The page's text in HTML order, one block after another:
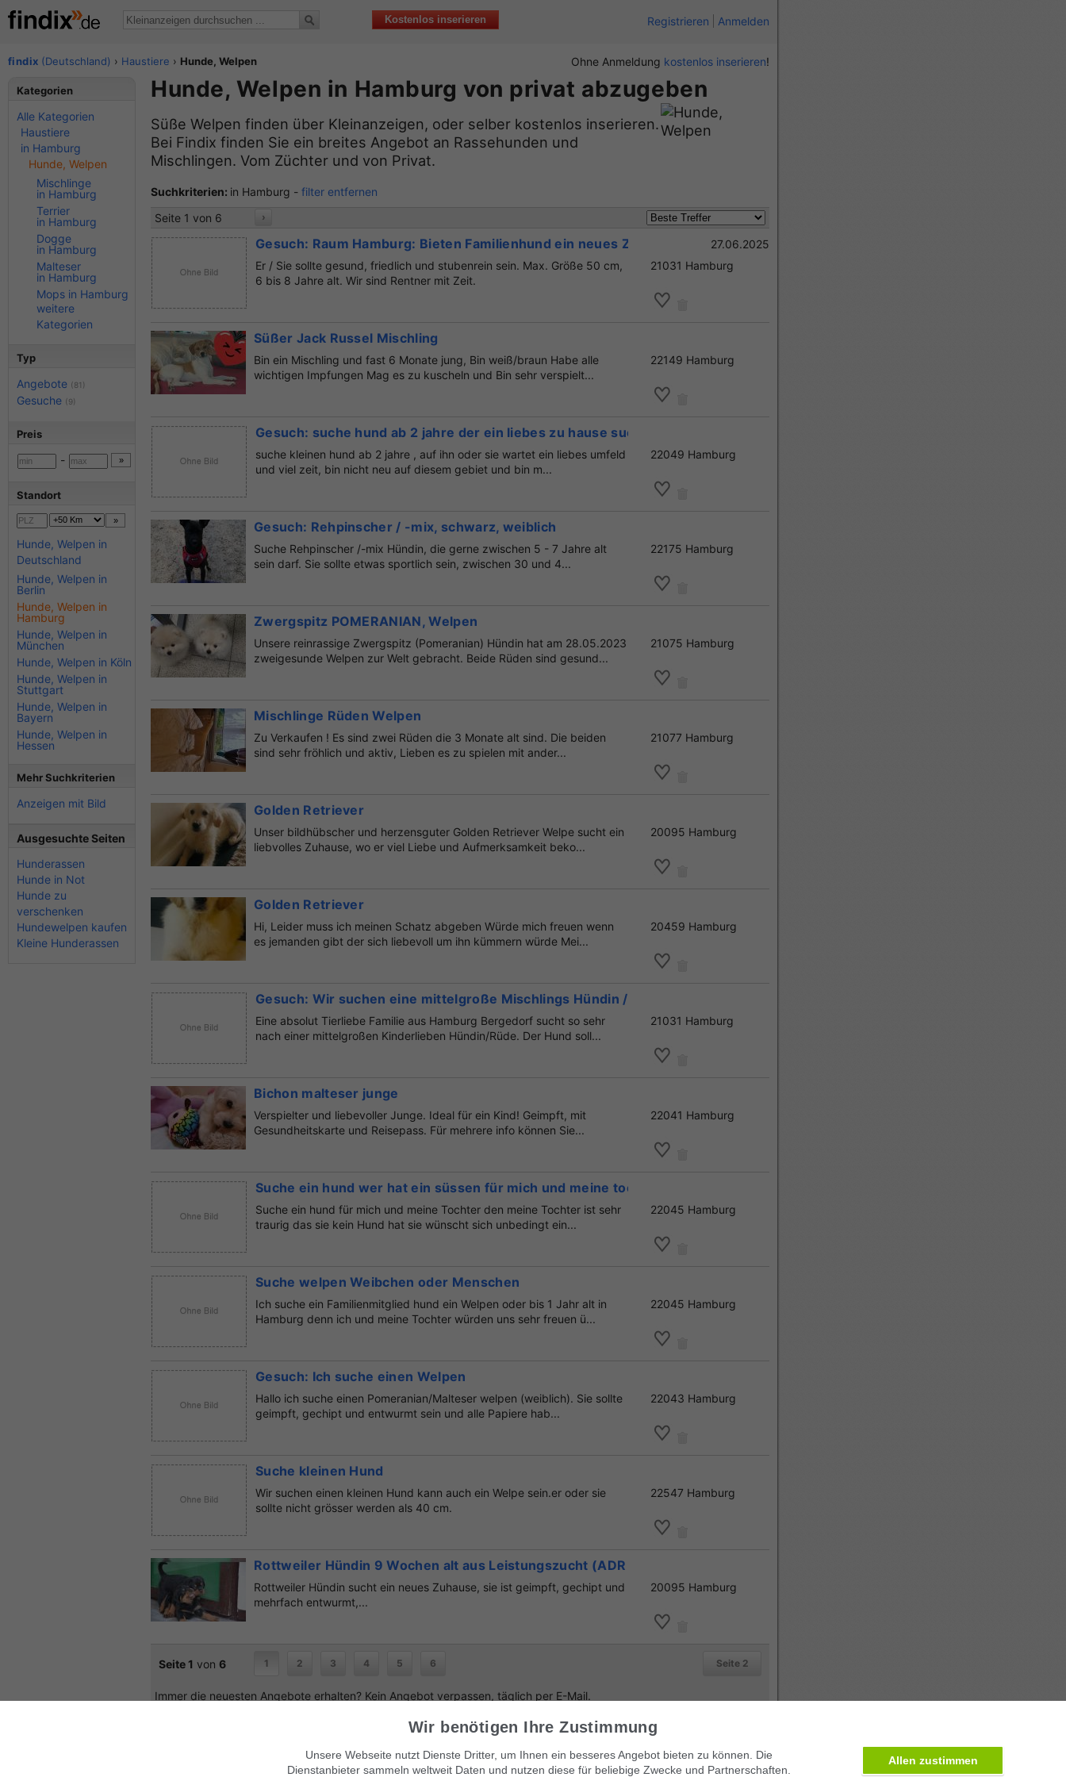
Kostenlos inserieren Registrieren Anmelden
findix (Deutschland) › Haustiere › Hunde, Welpen Ohne Anmeldung kostenlos inserieren!
Hunde, Welpen in Hamburg von privat abzugeben
Süße Welpen finden über Kleinanzeigen, oder selber kostenlos inserieren.
Bei Findix finden Sie ein breites Angebot an Rassehunden und
Mischlingen. Vom Züchter und von Privat.
Suchkriterien: in Hamburg - filter entfernen
Seite 1 von 6
›
Gesuch: Raum Hamburg: Bieten Familienhund ein neues Zuhause.
Er / Sie sollte gesund, friedlich und stubenrein sein. Max. Größe 50 cm,
6 bis 8 Jahre alt. Wir sind Rentner mit Zeit.
27.06.2025
21031 Hamburg
Süßer Jack Russel Mischling
Bin ein Mischling und fast 6 Monate jung, Bin weiß/braun Habe alle
wichtigen Impfungen Mag es zu kuscheln und Bin sehr verspielt...
22149 Hamburg
Gesuch: suche hund ab 2 jahre der ein liebes zu hause sucht
suche kleinen hund ab 2 jahre , auf ihn oder sie wartet ein liebes umfeld
und viel zeit, bin nicht neu auf diesem gebiet und bin m...
22049 Hamburg
Gesuch: Rehpinscher / -mix, schwarz, weiblich
Suche Rehpinscher /-mix Hündin, die gerne zwischen 5 - 7 Jahre alt
sein darf. Sie sollte etwas sportlich sein, zwischen 30 und 4...
22175 Hamburg
Zwergspitz POMERANIAN, Welpen
Unsere reinrassige Zwergspitz (Pomeranian) Hündin hat am 28.05.2023
zweigesunde Welpen zur Welt gebracht. Beide Rüden sind gesund...
21075 Hamburg
Mischlinge Rüden Welpen
Zu Verkaufen ! Es sind zwei Rüden die 3 Monate alt sind. Die beiden
sind sehr fröhlich und aktiv, Lieben es zu spielen mit ander...
21077 Hamburg
Golden Retriever
Unser bildhübscher und herzensguter Golden Retriever Welpe sucht ein
liebvolles Zuhause, wo er viel Liebe und Aufmerksamkeit beko...
20095 Hamburg
Golden Retriever
Hi, Leider muss ich meinen Schatz abgeben Würde mich freuen wenn
es jemanden gibt der sich liebevoll um ihn kümmern würde Mei...
20459 Hamburg
Gesuch: Wir suchen eine mittelgroße Mischlings Hündin /Rüde
Eine absolut Tierliebe Familie aus Hamburg Bergedorf sucht so sehr
nach einer mittelgroßen Kinderlieben Hündin/Rüde. Der Hund soll...
21031 Hamburg
Bichon malteser junge
Verspielter und liebevoller Junge. Ideal für ein Kind! Geimpft, mit
Gesundheitskarte und Reisepass. Für mehrere info können Sie...
22041 Hamburg
Suche ein hund wer hat ein süssen für mich und meine tochter
Suche ein hund für mich und meine Tochter den meine Tochter ist sehr
traurig das sie kein Hund hat sie wünscht sich unbedingt ein...
22045 Hamburg
Suche welpen Weibchen oder Menschen
Ich suche ein Familienmitglied hund ein Welpen oder bis 1 Jahr alt in
Hamburg denn ich und meine Tochter würden uns sehr freuen ü...
22045 Hamburg
Gesuch: Ich suche einen Welpen
Hallo ich suche einen Pomeranian/Malteser welpen (weiblich). Sie sollte
geimpft, gechipt und entwurmt sein und alle Papiere hab...
22043 Hamburg
Suche kleinen Hund
Wir suchen einen kleinen Hund kann auch ein Welpe sein.er oder sie
sollte nicht grösser werden als 40 cm.
22547 Hamburg
Rottweiler Hündin 9 Wochen alt aus Leistungszucht (ADRK-Papiere)
Rottweiler Hündin sucht ein neues Zuhause, sie ist geimpft, gechipt und
mehrfach entwurmt,...
20095 Hamburg
Seite 1 von 6 1 2 3 4 5 6 Seite 2
Immer die neuesten Angebote erhalten? Kein Angebot verpassen, täglich per E-Mail.
Kategorien
Alle Kategorien
Haustiere
in Hamburg
Hunde, Welpen
Mischlinge
in Hamburg
Terrier
in Hamburg
Dogge
in Hamburg
Malteser
in Hamburg
Mops in Hamburg
weitere
Kategorien
Typ
Angebote (81)
Gesuche (9)
Preis
-
Standort
Hunde, Welpen in
Deutschland
Hunde, Welpen in
Berlin
Hunde, Welpen in
Hamburg
Hunde, Welpen in
München
Hunde, Welpen in Köln
Hunde, Welpen in
Stuttgart
Hunde, Welpen in
Bayern
Hunde, Welpen in
Hessen
Mehr Suchkriterien
Anzeigen mit Bild
Ausgesuchte Seiten
Hunderassen
Hunde in Not
Hunde zu
verschenken
Hundewelpen kaufen
Kleine Hunderassen
Wir benötigen Ihre Zustimmung
Unsere Webseite nutzt Dienste Dritter, um Ihnen ein besseres Angebot bieten zu können. Die
Dienstanbieter sammeln weltweit Daten und nutzen diese für beliebige Zwecke und Partnerschaften.
Allen zustimmen